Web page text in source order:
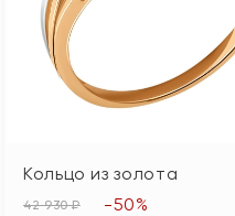
Кольцо из золота
42 930 ₽ -50%